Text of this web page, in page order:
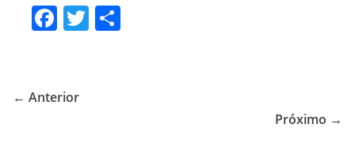
F
e
T
← Anterior
Próximo →